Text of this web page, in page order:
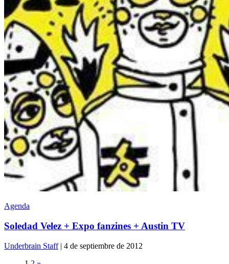
Agenda
Soledad Velez + Expo fanzines + Austin TV
Underbrain Staff| 4 de septiembre de 2012